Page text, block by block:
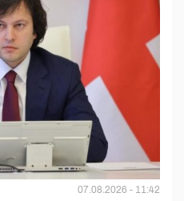
07.08.2026 - 11:42